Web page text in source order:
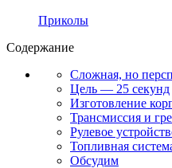
Приколы
Содержание
Сложная, но
Цель — 25 секунд
Изготовление
Трансмиссия и
Рулевое
Топливная
Обсудим